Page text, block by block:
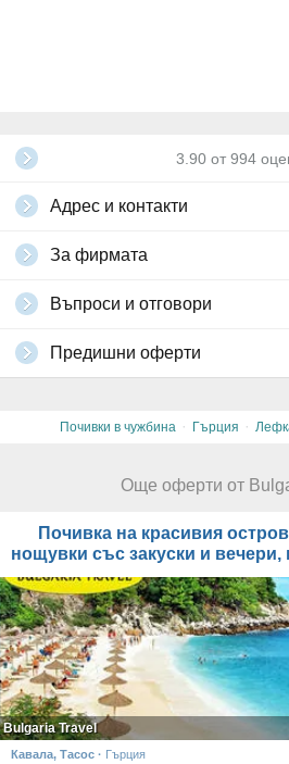
3.90 от 994
Адрес и контакти
За фирмата
Въпроси и отговори
Предишни оферти
Почивки в чужбина · Гърция ·
Още оферти от
Почивка на красивия
нощувки със закуски и
Bulgaria Travel
Кавала, Тасос · Гърция